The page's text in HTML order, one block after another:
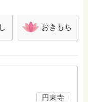
おきもち
円東寺